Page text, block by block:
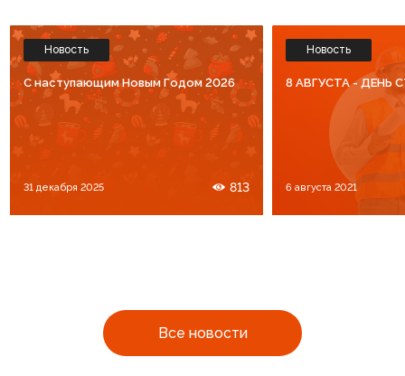
Все новости
Новость
C наступающим Новым Годом 2026
31 декабря 2025 813
Новость
8 АВГУСТА - ДЕНЬ
6 августа 2021